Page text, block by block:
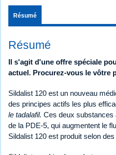
Résumé
Résumé
Il s'agit d'une offre spéciale
actuel. Procurez-vous le vôtre
Sildalist 120 est un nouveau
des principes actifs les plus
le tadalafil. Ces deux substances
de la PDE-5, qui augmentent le
Sildalist 120 est produit selon